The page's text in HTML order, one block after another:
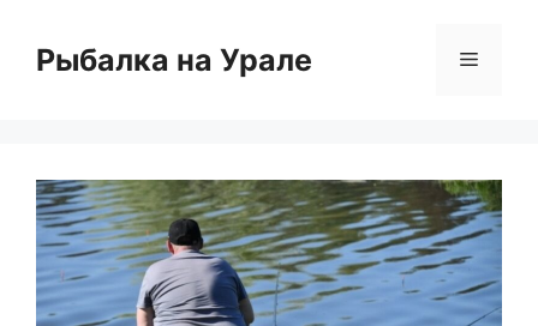
содержимому
Рыбалка на Урале Меню